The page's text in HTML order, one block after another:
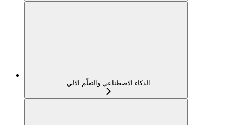
الذكاء الاصطناعي والتعلّم الآلي